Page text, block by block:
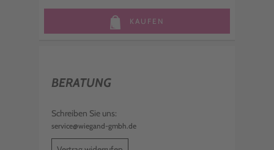
KAUFEN
BERATUNG
Schreiben Sie uns:
service@wiegand-gmbh.de